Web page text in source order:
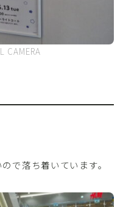
CAMERA
で落ち着いています。